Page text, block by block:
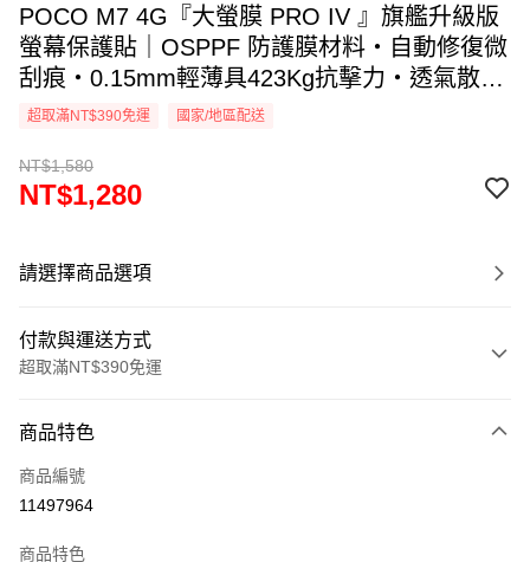
POCO M7 4G『大螢膜 PRO IV 』旗艦升級版
螢幕保護貼｜OSPPF 防護膜材料・自動修復微
刮痕・0.15mm輕薄具423Kg抗擊力・透氣散熱
｜全新膜面鍍層裸機觸感. DIY貼合專利 ｜MIT
超取滿NT$390免運 國家/地區配送
NT$1,580
NT$1,280
請選擇商品選項
付款與運送方式
超取滿NT$390免運
信用卡一次付款
超商取貨付款
運送方式
商品特色
商品編號
11497964
商品特色